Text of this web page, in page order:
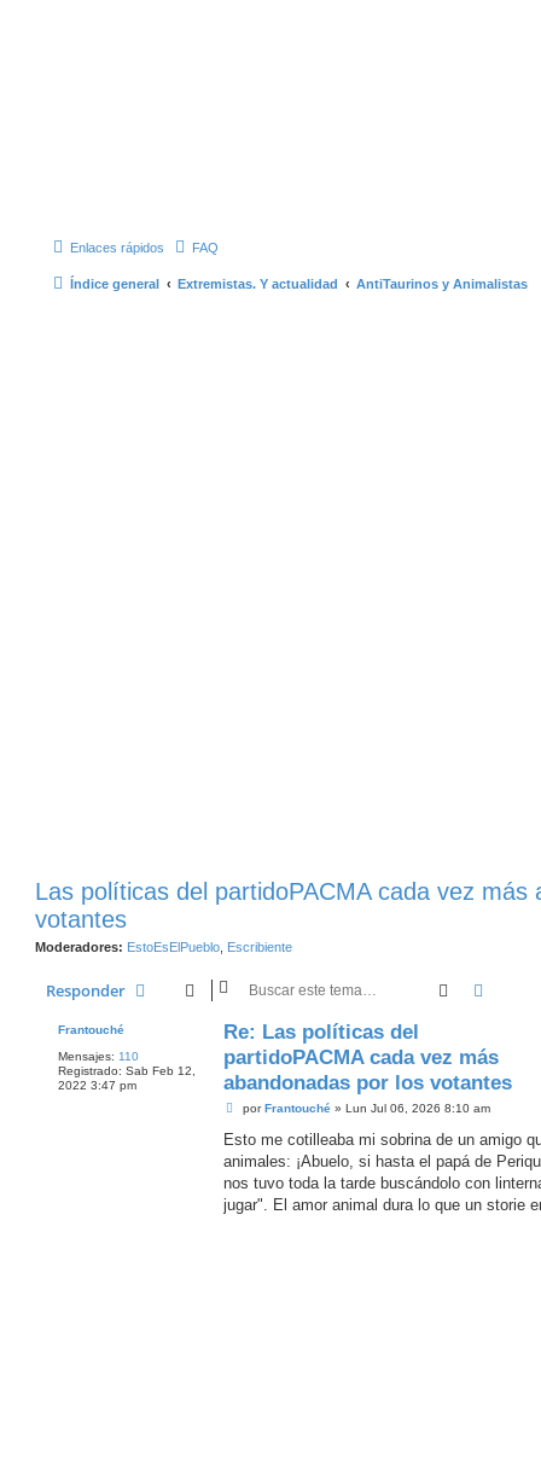
Enlaces rápidos FAQ
Índice general Extremistas. Y actualidad AntiTaurinos y Animalistas
Las políticas del partidoPACMA cada vez más
votantes
Moderadores: EstoEsElPueblo Escribiente
Responder Buscar
Frantouché
Mensajes: 110
Registrado: Sab Feb 12,
2022 3:47 pm
Re: Las políticas del
partidoPACMA cada vez más
abandonadas por los votantes
M
n
a
j
porFrantouché» Lun Jul 06, 2026 8:10 am
Esto me cotilleaba mi sobrina de un amigo
animales: ¡Abuelo, si hasta el papá de
nos tuvo toda la tarde buscándolo con
jugar". El amor animal dura lo que un storie